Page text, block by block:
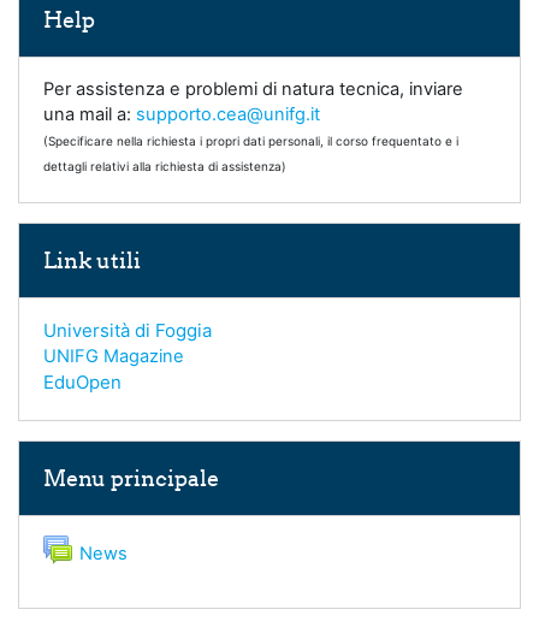
Help
Per assistenza e problemi di natura tecnica, inviare
una mail a: supporto.cea@unifg.it
(Specificare nella richiesta i propri dati personali, il corso frequentato e i
dettagli relativi alla richiesta di assistenza)
Link utili
Università di Foggia
UNIFG Magazine
EduOpen
Menu principale
News